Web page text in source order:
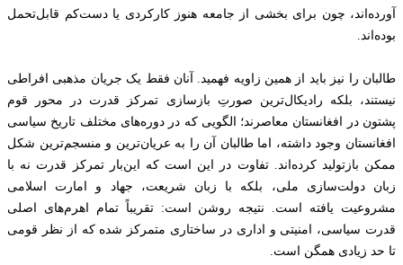
آورده‌اند، چون برای بخشی از جامعه هنوز کارکردی یا دست‌کم قابل‌تحمل
بوده‌اند.
طالبان را نیز باید از همین زاویه فهمید. آنان فقط یک جریان مذهبی افراطی
نیستند، بلکه رادیکال‌ترین صورتِ بازسازی تمرکز قدرت در محور قوم
پشتون در افغانستان معاصرند؛ الگویی که در دوره‌های مختلف تاریخ سیاسی
افغانستان وجود داشته، اما طالبان آن را به عریان‌ترین و منسجم‌ترین شکل
ممکن بازتولید کرده‌اند. تفاوت در این است که این‌بار تمرکز قدرت نه با
زبان دولت‌سازی ملی، بلکه با زبان شریعت، جهاد و امارت اسلامی
مشروعیت یافته است. نتیجه روشن است: تقریباً تمام اهرم‌های اصلی
قدرت سیاسی، امنیتی و اداری در ساختاری متمرکز شده که از نظر قومی
تا حد زیادی همگن است.